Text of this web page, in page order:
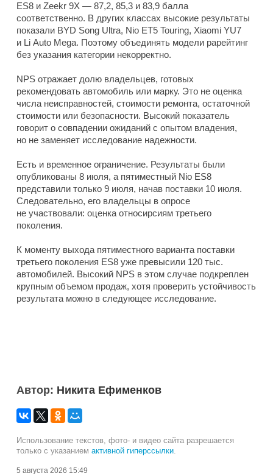
ES8 и Zeekr 9X — 87,2, 85,3 и 83,9 балла
соответственно. В других классах высокие результаты
показали BYD Song Ultra, Nio ET5 Touring, Xiaomi YU7
и Li Auto Mega. Поэтому объединять модели рарейтинг
без указания категории некорректно.
NPS отражает долю владельцев, готовых
рекомендовать автомобиль или марку. Это не оценка
числа неисправностей, стоимости ремонта, остаточной
стоимости или безопасности. Высокий показатель
говорит о совпадении ожиданий с опытом владения,
но не заменяет исследование надежности.
Есть и временное ограничение. Результаты были
опубликованы 8 июля, а пятиместный Nio ES8
представили только 9 июля, начав поставки 10 июля.
Следовательно, его владельцы в опросе
не участвовали: оценка относирсиям третьего
поколения.
К моменту выхода пятиместного варианта поставки
третьего поколения ES8 уже превысили 120 тыс.
автомобилей. Высокий NPS в этом случае подкреплен
крупным объемом продаж, хотя проверить устойчивость
результата можно в следующее исследование.
Автор: Никита Ефименков
Использование текстов, фото- и видео сайта разрешается
только с указанием активной гиперссылки.
5 августа 2026 15:49